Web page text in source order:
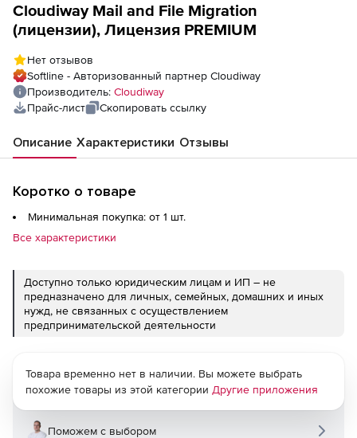
Cloudiway Mail and File Migration
(лицензии), Лицензия PREMIUM
Нет отзывов
Softline - Авторизованный партнер Cloudiway
Производитель: Cloudiway
Прайс-лист
Скопировать ссылку
Описание Характеристики Отзывы
Коротко о товаре
Минимальная покупка: от 1 шт.
Все характеристики
Доступно только юридическим лицам и ИП – не
предназначено для личных, семейных, домашних и иных
нужд, не связанных с осуществлением
предпринимательской деятельности
Товара временно нет в наличии. Вы можете выбрать
похожие товары из этой категории Другие приложения
Поможем с выбором